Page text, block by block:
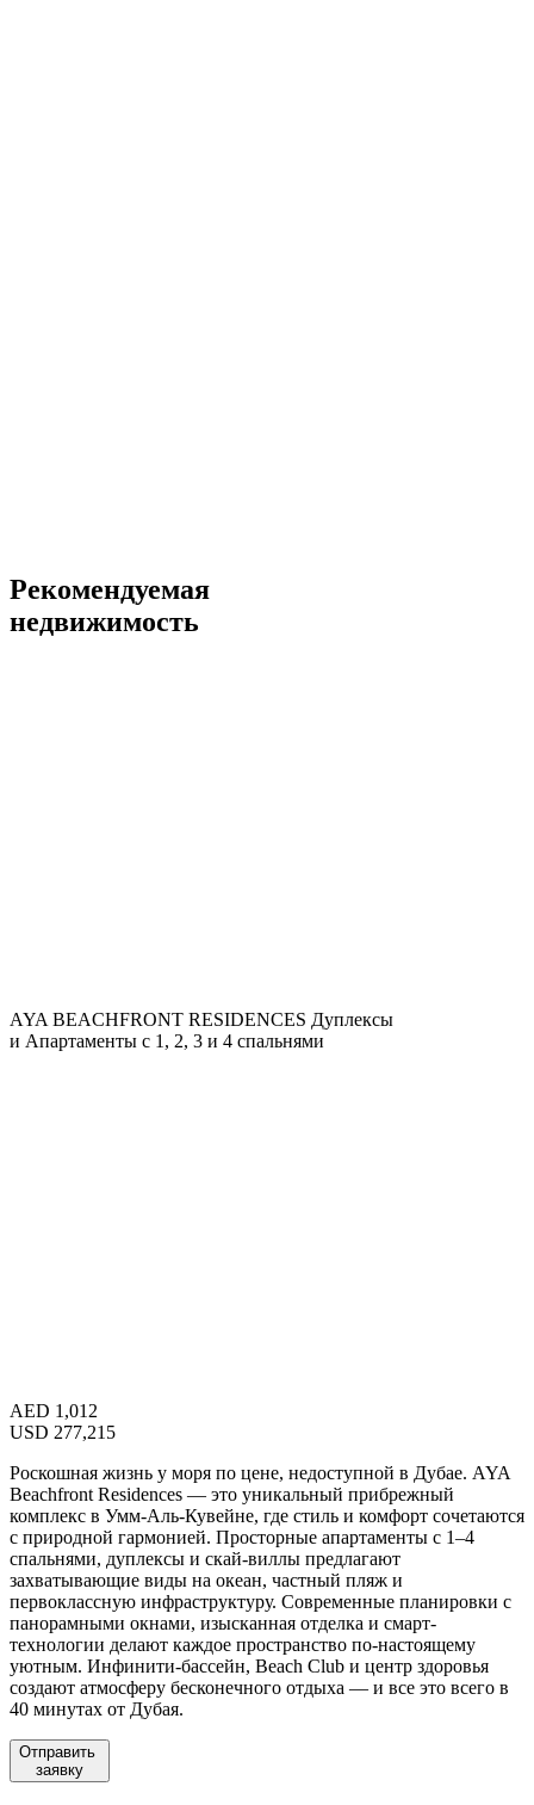
Рекомендуемая
недвижимость
AYA BEACHFRONT RESIDENCES Дуплексы
и Апартаменты с 1, 2, 3 и 4 спальнями
AED 1,012
USD 277,215
Роскошная жизнь у моря по цене, недоступной в Дубае. AYA
Beachfront Residences — это уникальный прибрежный
комплекс в Умм-Аль-Кувейне, где стиль и комфорт сочетаются
с природной гармонией. Просторные апартаменты с 1–4
спальнями, дуплексы и скай-виллы предлагают
захватывающие виды на океан, частный пляж и
первоклассную инфраструктуру. Современные планировки с
панорамными окнами, изысканная отделка и смарт-
технологии делают каждое пространство по-настоящему
уютным. Инфинити-бассейн, Beach Club и центр здоровья
создают атмосферу бесконечного отдыха — и все это всего в
40 минутах от Дубая.
Отправить
заявку